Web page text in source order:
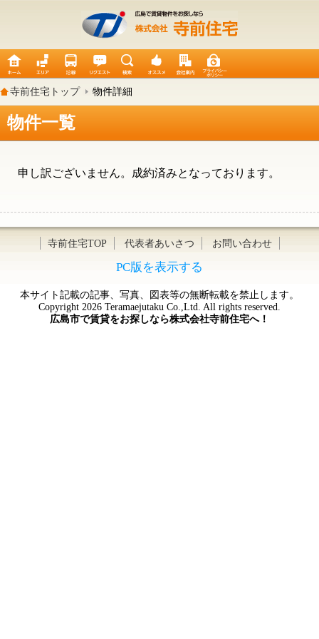
寺前住宅トップ 物件詳細
物件一覧
申し訳ございません。成約済みとなっております。
寺前住宅TOP 代表者あいさつ お問い合わせ
PC版を表示する
本サイト記載の記事、写真、図表等の無断転載を禁止します。
Copyright 2026 Teramaejutaku Co.,Ltd. All rights reserved.
広島市で賃貸をお探しなら株式会社寺前住宅へ！